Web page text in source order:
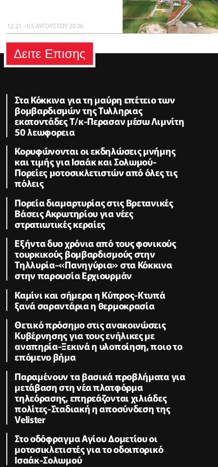
12:21 - 05 ΑΥΓΟΥΣΤΟΥ 2026
Δειτε Επισης
Στα Κόκκινα για τη μαύρη επέτειο των
βομβαρδισμών της Τυλληριας
εκατοντάδες Τ/κ-Περασαν μέσω Λιμνίτη
50 λεωφορεια
Κορυφώνονται οι εκδηλώσεις μνήμης
και τιμής για Ισαάκ και Σολωμού-
Πορείες μοτοσικλετιστών από όλες τις
πόλεις
Πορεία διαμαρτυρίας στις Βρετανικές
Βάσεις Ακρωτηρίου για νέες
στρατιωτικές κεραίες
Εξήντα δυο χρόνια από τους φονικούς
τουρκικούς βομβαρδισμούς στην
Τηλλυρία-«Πανηγύρια» στα Κόκκινα
στην παρουσία Ερχιουρμάν
Καμίνι και σήμερα η Κύπρος-Κτυπά
ξανά σαραντάρια η θερμοκρασία
Θετικό πρόσημο στις ανακοινώσεις
Κυβέρνησης για τους ενήλικες με
αναπηρία-Ξεκινά η υλοποίηση, ποιο το
επόμενο βήμα
Παραμένουν τα βασικά προβλήματα για
μετάβαση στη νέα πλατφόρμα
τηλεόρασης, επηρεάζονται χιλιάδες
πολίτες-Σταδιακή η αποσύνδεση της
Velister
Στο οδόφραγμα Αγίου Δομετίου οι
μοτοσικλετιστές για το οδοιπορικό
Ισαάκ-Σολωμού